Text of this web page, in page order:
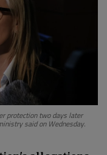
protection two days later
said on Wednesday.